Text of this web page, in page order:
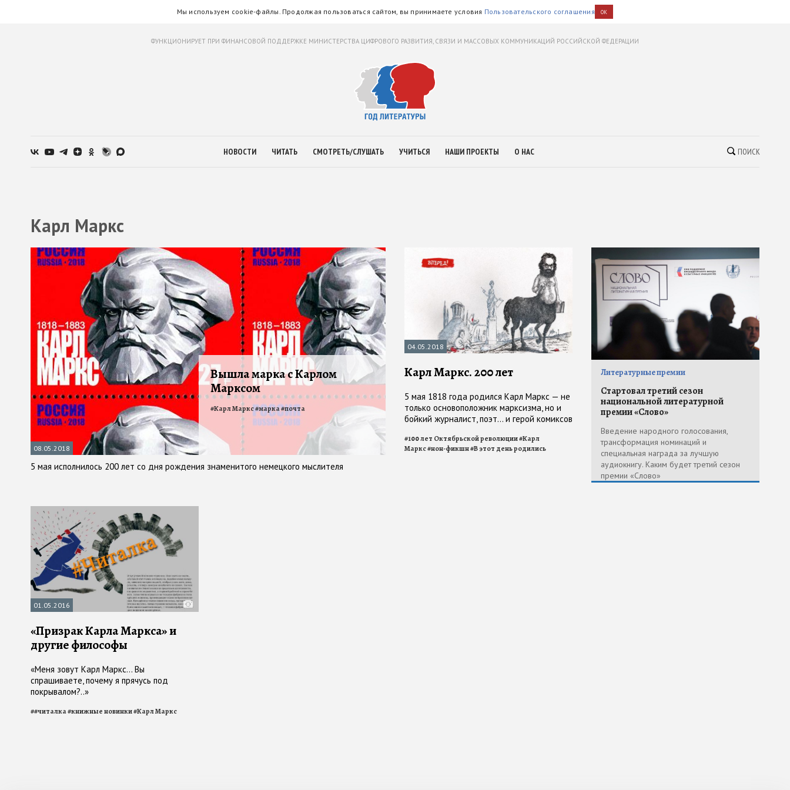
Мы используем cookie-файлы. Продолжая пользоваться сайтом, вы принимаете условия Пользовательского соглашения OK
ФУНКЦИОНИРУЕТ ПРИ ФИНАНСОВОЙ ПОДДЕРЖКЕ МИНИСТЕРСТВА ЦИФРОВОГО РАЗВИТИЯ, СВЯЗИ И МАССОВЫХ КОММУНИКАЦИЙ РОССИЙСКОЙ ФЕДЕРАЦИИ
НОВОСТИ ЧИТАТЬ СМОТРЕТЬ/СЛУШАТЬ УЧИТЬСЯ НАШИ ПРОЕКТЫ О НАС ПОИСК
Карл Маркс
08.05.2018
Вышла марка с Карлом
Марксом
5 мая исполнилось 200 лет со дня рождения знаменитого немецкого мыслителя
#Карл Маркс#марка#почта
04.05.2018
Карл Маркс. 200 лет
5 мая 1818 года родился Карл Маркс — не
только основоположник марксизма, но и
бойкий журналист, поэт… и герой комиксов
#100 лет Октябрьской революции#Карл
Маркс#нон-фикшн#В этот день родились
Литературные премии
Стартовал третий сезон
национальной литературной
премии «Слово»
Введение народного голосования,
трансформация номинаций и
специальная награда за лучшую
аудиокнигу. Каким будет третий сезон
премии «Слово»
01.05.2016
«Призрак Карла Маркса» и
другие философы
«Меня зовут Карл Маркс… Вы
спрашиваете, почему я прячусь под
покрывалом?..»
##читалка#книжные новинки#Карл Маркс